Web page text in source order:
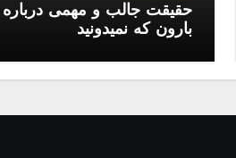
حقیقت جالب و مهمی درباره
بارون که نمیدونید